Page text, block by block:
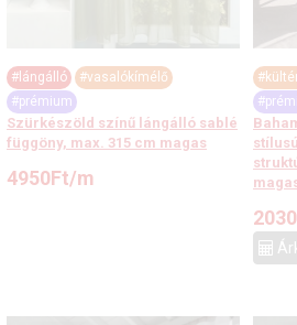
#lángálló
#vasalókímélő
#prémium
Szürkészöld színű lángálló sablé
függöny, max. 315 cm magas
4950Ft/m